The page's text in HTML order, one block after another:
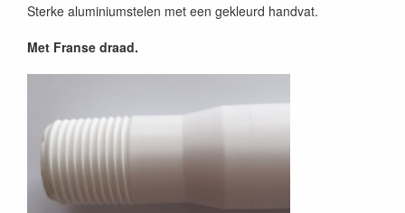
Sterke aluminiumstelen met een gekleurd handvat.
Met Franse draad.